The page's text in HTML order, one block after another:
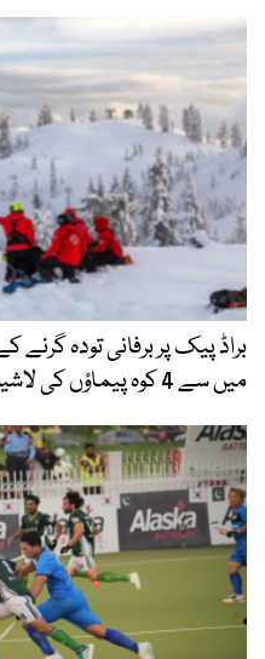
میں سے 4 کوہ پیماؤں کی لاشیں برآمد